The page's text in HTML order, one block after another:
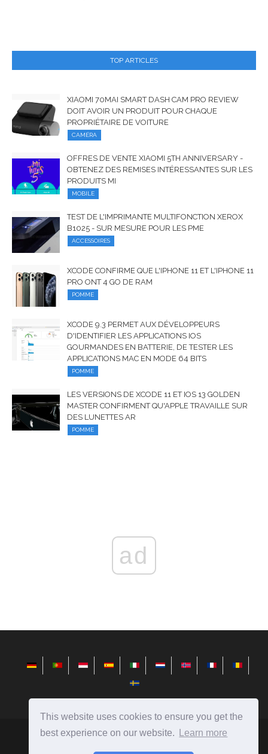
This website uses cookies to ensure you get the
best experience on our website.
Learn more
TOP ARTICLES
XIAOMI 70MAI SMART DASH CAM PRO REVIEW
DOIT AVOIR UN PRODUIT POUR CHAQUE
PROPRIÉTAIRE DE VOITURE
CAMÉRA
OFFRES DE VENTE XIAOMI 5TH ANNIVERSARY -
OBTENEZ DES REMISES INTÉRESSANTES SUR LES
PRODUITS MI
MOBILE
TEST DE L'IMPRIMANTE MULTIFONCTION XEROX
B1025 - SUR MESURE POUR LES PME
ACCESSOIRES
XCODE CONFIRME QUE L'IPHONE 11 ET L'IPHONE 11
PRO ONT 4 GO DE RAM
POMME
XCODE 9.3 PERMET AUX DÉVELOPPEURS
D'IDENTIFIER LES APPLICATIONS IOS
GOURMANDES EN BATTERIE, DE TESTER LES
APPLICATIONS MAC EN MODE 64 BITS
POMME
LES VERSIONS DE XCODE 11 ET IOS 13 GOLDEN
MASTER CONFIRMENT QU'APPLE TRAVAILLE SUR
DES LUNETTES AR
POMME
ad
2026